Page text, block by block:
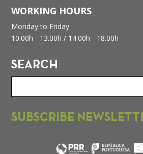
WORKING HOURS
Monday to Friday
10.00h - 13.00h / 14.00h - 18.00h
SEARCH
SUBSCRIBE